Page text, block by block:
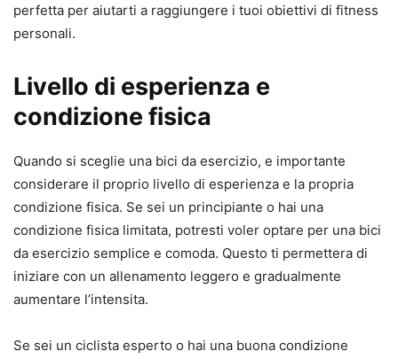
perfetta per aiutarti a raggiungere i tuoi obiettivi di fitness
personali.
Livello di esperienza e
condizione fisica
Quando si sceglie una bici da esercizio, e importante
considerare il proprio livello di esperienza e la propria
condizione fisica. Se sei un principiante o hai una
condizione fisica limitata, potresti voler optare per una bici
da esercizio semplice e comoda. Questo ti permettera di
iniziare con un allenamento leggero e gradualmente
aumentare l’intensita.
Se sei un ciclista esperto o hai una buona condizione